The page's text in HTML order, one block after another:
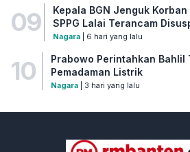
09
Kepala BGN Jenguk
SPPG Lalai Terancam
Nagara| 6 hari yang lalu
10
Prabowo Perintahkan Bahlil
Pemadaman Listrik
Nagara| 3 hari yang lalu